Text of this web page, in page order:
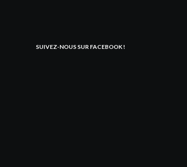
SUIVEZ-NOUS SUR FACEBOOK !